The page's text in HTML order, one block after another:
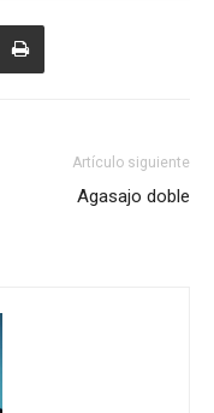
Artículo siguiente
Agasajo doble